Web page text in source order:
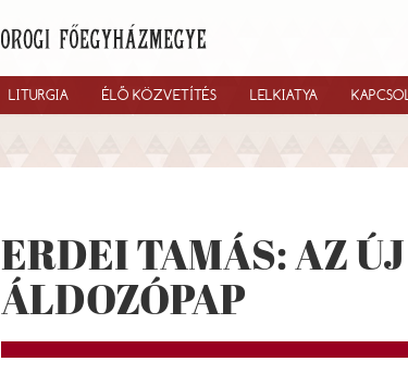
LITURGIA ÉLŐ KÖZVETÍTÉS LELKIATYA
ERDEI TAMÁS: AZ ÚJ
ÁLDOZÓPAP